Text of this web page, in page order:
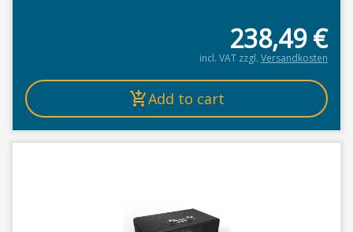
238,49€
incl. VAT zzgl. Versandkosten
Add to cart